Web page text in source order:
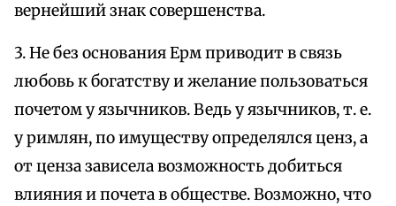
вернейший знак совершенства.
3. Не без основания Ерм приводит в связь
любовь к богатству и желание пользоваться
почетом у язычников. Ведь у язычников, т. е.
у римлян, по имуществу определялся ценз, а
от ценза зависела возможность добиться
влияния и почета в обществе. Возможно, что